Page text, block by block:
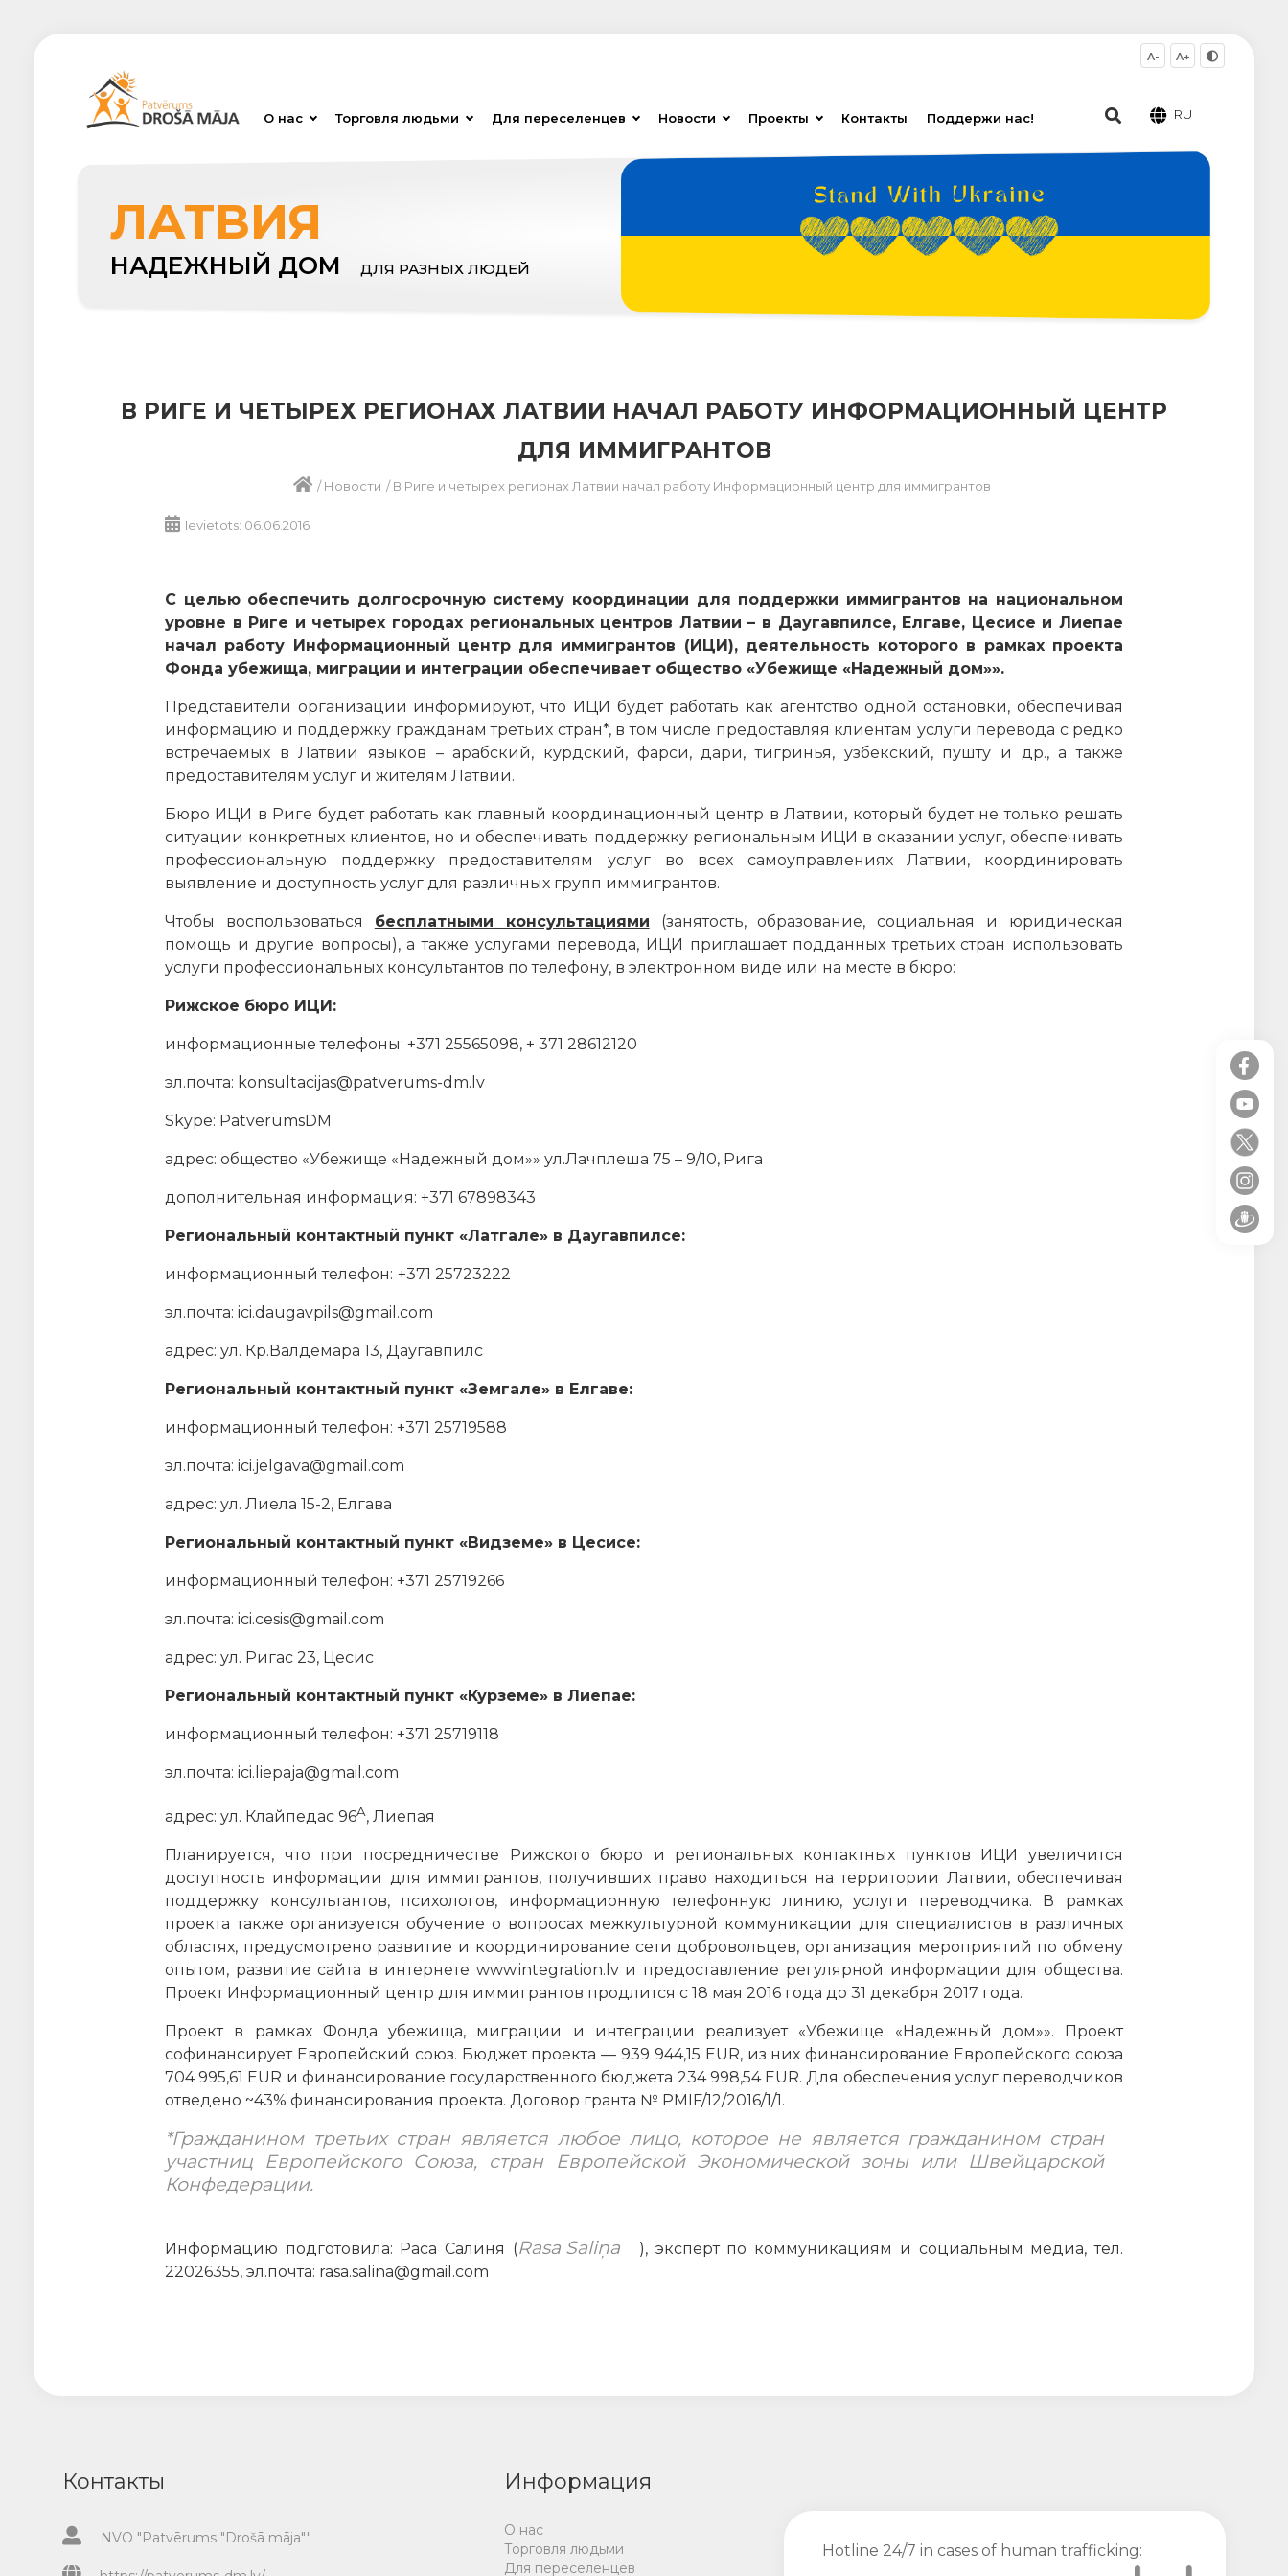
О нас Торговля людьми Для переселенцев Новости Проекты Контакты Поддержи нас!
A- A+
RU
ЛАТВИЯ
НАДЕЖНЫЙ ДОМ ДЛЯ РАЗНЫХ ЛЮДЕЙ
В РИГЕ И ЧЕТЫРЕХ РЕГИОНАХ ЛАТВИИ НАЧАЛ РАБОТУ ИНФОРМАЦИОННЫЙ ЦЕНТР
ДЛЯ ИММИГРАНТОВ
/Новости /В Риге и четырех регионах Латвии начал работу Информационный центр для иммигрантов
Ievietots: 06.06.2016
С целью обеспечить долгосрочную систему координации для поддержки иммигрантов на национальном
уровне в Риге и четырех городах региональных центров Латвии – в Даугавпилсе, Елгаве, Цесисе и Лиепае
начал работу Информационный центр для иммигрантов (ИЦИ), деятельность которого в рамках проекта
Фонда убежища, миграции и интеграции обеспечивает общество «Убежище «Надежный дом»».
Представители организации информируют, что ИЦИ будет работать как агентство одной остановки, обеспечивая
информацию и поддержку гражданам третьих стран*, в том числе предоставляя клиентам услуги перевода с редко
встречаемых в Латвии языков – арабский, курдский, фарси, дари, тигринья, узбекский, пушту и др., а также
предоставителям услуг и жителям Латвии.
Бюро ИЦИ в Риге будет работать как главный координационный центр в Латвии, который будет не только решать
ситуации конкретных клиентов, но и обеспечивать поддержку региональным ИЦИ в оказании услуг, обеспечивать
профессиональную поддержку предоставителям услуг во всех самоуправлениях Латвии, координировать
выявление и доступность услуг для различных групп иммигрантов.
Чтобы воспользоваться бесплатными консультациями (занятость, образование, социальная и юридическая
помощь и другие вопросы), а также услугами перевода, ИЦИ приглашает подданных третьих стран использовать
услуги профессиональных консультантов по телефону, в электронном виде или на месте в бюро:
Рижское бюро ИЦИ:
информационные телефоны: +371 25565098, + 371 28612120
эл.почта: konsultacijas@patverums-dm.lv
Skype: PatverumsDM
адрес: общество «Убежище «Надежный дом»» ул.Лачплеша 75 – 9/10, Рига
дополнительная информация: +371 67898343
Региональный контактный пункт «Латгале» в Даугавпилсе:
информационный телефон: +371 25723222
эл.почта: ici.daugavpils@gmail.com
адрес: ул. Кр.Валдемара 13, Даугавпилс
Региональный контактный пункт «Земгале» в Елгаве:
информационный телефон: +371 25719588
эл.почта: ici.jelgava@gmail.com
адрес: ул. Лиела 15-2, Елгава
Региональный контактный пункт «Видземе» в Цесисе:
информационный телефон: +371 25719266
эл.почта: ici.cesis@gmail.com
адрес: ул. Ригас 23, Цесис
Региональный контактный пункт «Курземе» в Лиепае:
информационный телефон: +371 25719118
эл.почта: ici.liepaja@gmail.com
адрес: ул. Клайпедас 96A, Лиепая
Планируется, что при посредничестве Рижского бюро и региональных контактных пунктов ИЦИ увеличится
доступность информации для иммигрантов, получивших право находиться на территории Латвии, обеспечивая
поддержку консультантов, психологов, информационную телефонную линию, услуги переводчика. В рамках
проекта также организуется обучение о вопросах межкультурной коммуникации для специалистов в различных
областях, предусмотрено развитие и координирование сети добровольцев, организация мероприятий по обмену
опытом, развитие сайта в интернете www.integration.lv и предоставление регулярной информации для общества.
Проект Информационный центр для иммигрантов продлится с 18 мая 2016 года до 31 декабря 2017 года.
Проект в рамках Фонда убежища, миграции и интеграции реализует «Убежище «Надежный дом»». Проект
софинансирует Европейский союз. Бюджет проекта — 939 944,15 EUR, из них финансирование Европейского союза
704 995,61 EUR и финансирование государственного бюджета 234 998,54 EUR. Для обеспечения услуг переводчиков
отведено ~43% финансирования проекта. Договор гранта № PMIF/12/2016/1/1.
*Гражданином третьих стран является любое лицо, которое не является гражданином стран
участниц Европейского Союза, стран Европейской Экономической зоны или Швейцарской
Конфедерации.
Информацию подготовила: Раса Салиня (Rasa Saliņa
), эксперт по коммуникациям и социальным медиа, тел.
22026355, эл.почта: rasa.salina@gmail.com
Контакты
NVO "Patvērums "Drošā māja""
Информация
О нас
Торговля людьми
Для переселенцев
Hotline 24/7 in cases of human trafficking: